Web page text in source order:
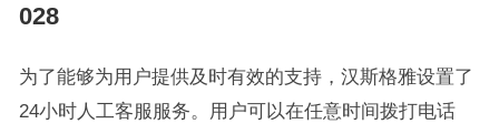
028
为了能够为用户提供及时有效的支持，汉斯格雅设置了
24小时人工客服服务。用户可以在任意时间拨打电话